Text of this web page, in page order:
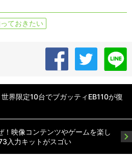
ておきたい
界限定10台でブガッティEB110が復
！映像コンテンツやゲームを楽し
入力キットがスゴい